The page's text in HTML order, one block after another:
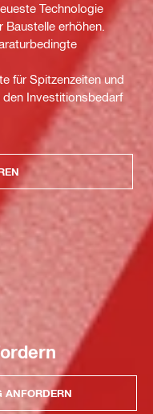
Technologie
Baustelle erhöhen.
für Spitzenzeiten und
den Investitionsbedarf
ANFORDERN